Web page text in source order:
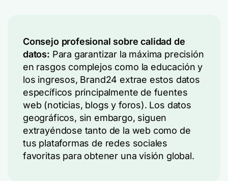
Consejo profesional sobre calidad de
datos: Para garantizar la máxima precisión
en rasgos complejos como la educación y
los ingresos, Brand24 extrae estos datos
específicos principalmente de fuentes
web (noticias, blogs y foros). Los datos
geográficos, sin embargo, siguen
extrayéndose tanto de la web como de
tus plataformas de redes sociales
favoritas para obtener una visión global.